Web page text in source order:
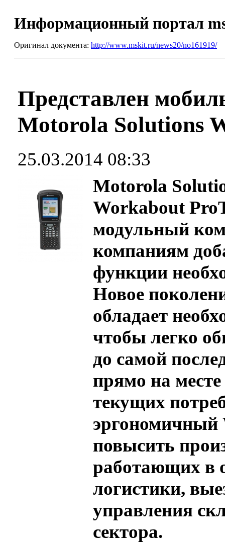
Информационный портал
Оригинал документа: http://www.mskit.ru/news20/no161919/
Представлен
Motorola Solutions
25.03.2014 08:33
Motorola
Workabout
модульный
компаниям
функции
Новое
обладает
чтобы легко
до самой
прямо на месте
текущих
эргономичный
повысить
работающих в
логистики,
управления
сектора.